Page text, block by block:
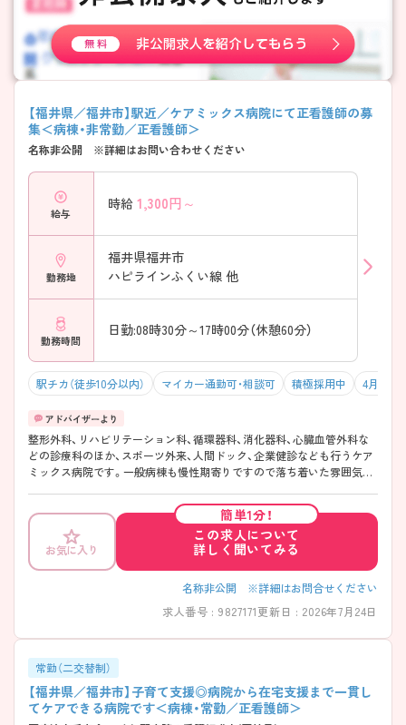
【福井県／福井市】駅近／ケアミックス病院にて正看護師の募
集＜病棟・非常勤／正看護師＞
名称非公開 ※詳細はお問い合わせください
給与
時給 1,300円～
勤務地
福井県福井市
ハピラインふくい線 他
勤務時間
日勤:08時30分～17時00分（休憩60分）
駅チカ（徒歩10分以内） マイカー通勤可・相談可 積極採用中 4月入職
整形外科、リハビリテーション科、循環器科、消化器科、心臓血管外科な
どの診療科のほか、スポーツ外来、人間ドック、企業健診なども行うケア
ミックス病院です。一般病棟も慢性期寄りですので落ち着いた雰囲気の
も便利です。ご興味をお持ちの方はお気軽にお問い合わせください。
お気に入り
簡単1分！
この求人について
詳しく聞いてみる
名称非公開 ※詳細はお問合せください
求人番号 : 9827171更新日 : 2026年7月24日
常勤（二交替制）
【福井県／福井市】子育て支援◎病院から在宅支援まで一貫し
てケアできる病院です＜病棟・常勤／正看護師＞